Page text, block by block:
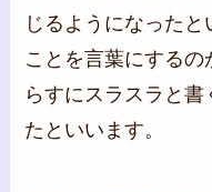
じるようになった
ことを言葉にする
らすにスラスラと
たといいます。